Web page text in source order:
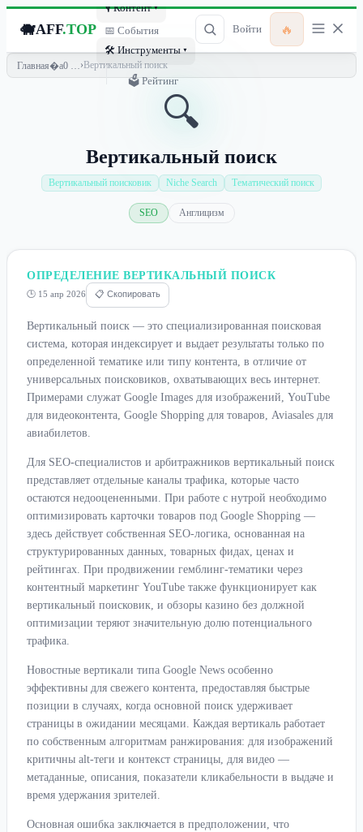
🐗AFF.TOP
🎙 Контент ▾
📅 События
🛠 Инструменты ▾
🗳 Рейтинг
Войти 🔥
Главная › Вертикальный поиск
🔍
Вертикальный поиск
Вертикальный поисковик Niche Search Тематический поиск
SEO Англицизм
ОПРЕДЕЛЕНИЕ ВЕРТИКАЛЬНЫЙ ПОИСК
🕒 15 апр 2026 📋 Скопировать
Вертикальный поиск — это специализированная поисковая
система, которая индексирует и выдает результаты только по
определенной тематике или типу контента, в отличие от
универсальных поисковиков, охватывающих весь интернет.
Примерами служат Google Images для изображений, YouTube
для видеоконтента, Google Shopping для товаров, Aviasales для
авиабилетов.
Для SEO-специалистов и арбитражников вертикальный поиск
представляет отдельные каналы трафика, которые часто
остаются недооцененными. При работе с нутрой необходимо
оптимизировать карточки товаров под Google Shopping —
здесь действует собственная SEO-логика, основанная на
структурированных данных, товарных фидах, ценах и
рейтингах. При продвижении гемблинг-тематики через
контентный маркетинг YouTube также функционирует как
вертикальный поисковик, и обзоры казино без должной
оптимизации теряют значительную долю потенциального
трафика.
Новостные вертикали типа Google News особенно
эффективны для свежего контента, предоставляя быстрые
позиции в случаях, когда основной поиск удерживает
страницы в ожидании месяцами. Каждая вертикаль работает
по собственным алгоритмам ранжирования: для изображений
критичны alt-теги и контекст страницы, для видео —
метаданные, описания, показатели кликабельности в выдаче и
время удержания зрителей.
Основная ошибка заключается в предположении, что